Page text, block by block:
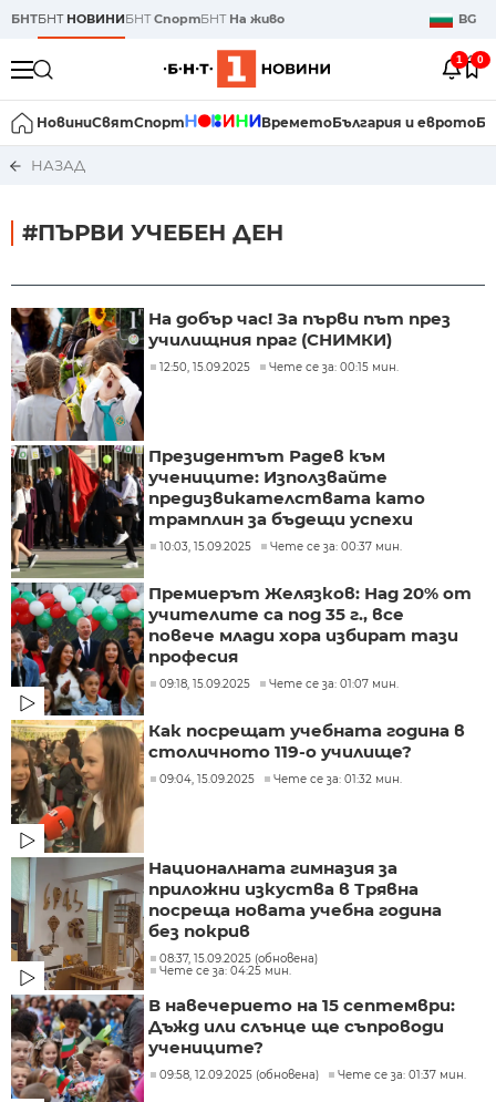
БНТБНТ НОВИНИБНТСпортБНТ На живо BG
1 0
НовиниСвятСпорт ВреметоБългария и еврото
НАЗАД
#ПЪРВИ УЧЕБЕН ДЕН
На добър час! За първи път през
училищния праг (СНИМКИ)
12:50, 15.09.2025 Чете се за: 00:15 мин.
Президентът Радев към
учениците: Използвайте
предизвикателствата като
трамплин за бъдещи успехи
10:03, 15.09.2025 Чете се за: 00:37 мин.
Премиерът Желязков: Над 20% от
учителите са под 35 г., все
повече млади хора избират тази
професия
09:18, 15.09.2025 Чете се за: 01:07 мин.
Как посрещат учебната година в
столичното 119-о училище?
09:04, 15.09.2025 Чете се за: 01:32 мин.
Националната гимназия за
приложни изкуства в Трявна
посреща новата учебна година
без покрив
08:37, 15.09.2025 (обновена)
Чете се за: 04:25 мин.
В навечерието на 15 септември:
Дъжд или слънце ще съпроводи
учениците?
09:58, 12.09.2025 (обновена) Чете се за: 01:37 мин.